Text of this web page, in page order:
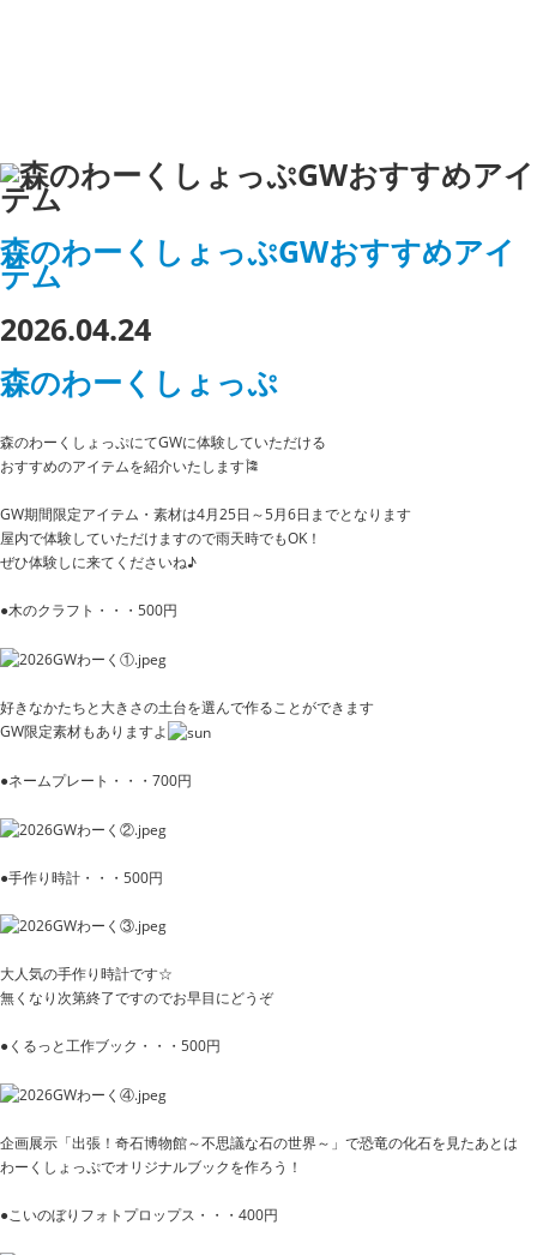
森のわーくしょっぷGWおすすめアイ
テム
2026.04.24
森のわーくしょっぷ
森のわーくしょっぷにてGWに体験していただける
おすすめのアイテムを紹介いたします🎏
GW期間限定アイテム・素材は4月25日～5月6日までとなります
屋内で体験していただけますので雨天時でもOK！
ぜひ体験しに来てくださいね♪
●木のクラフト・・・500円
好きなかたちと大きさの土台を選んで作ることができます
GW限定素材もありますよ
●ネームプレート・・・700円
●手作り時計・・・500円
大人気の手作り時計です☆
無くなり次第終了ですのでお早目にどうぞ
●くるっと工作ブック・・・500円
企画展示「出張！奇石博物館～不思議な石の世界～」で恐竜の化石を見たあとは
わーくしょっぷでオリジナルブックを作ろう！
●こいのぼりフォトプロップス・・・400円